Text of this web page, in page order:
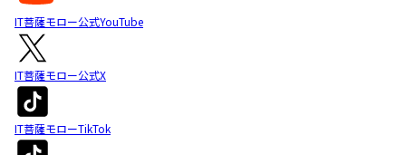
IT菩薩モロー公式YouTube
IT菩薩モロー公式X
IT菩薩モローTikTok